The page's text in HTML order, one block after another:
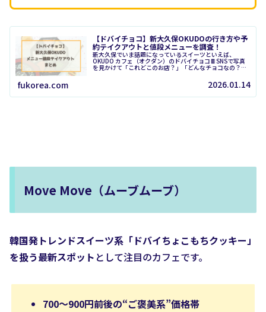
【ドバイチョコ】新大久保OKUDOの行き方や予
約テイクアウトと値段メニューを調査！
新大久保でいま話題になっているスイーツといえば、
OKUDO カフェ（オクダン）のドバイチョコ🍫SNSで写真
を見かけて「これどこのお店？」「どんなチョコなの？」
fukorea.com 2026.01.14
Move Move（ムーブムーブ）
韓国発トレンドスイーツ系「ドバイちょこもちクッキー」
を扱う最新スポット として注目のカフェです。
700〜900円前後の“ご褒美系”価格帯